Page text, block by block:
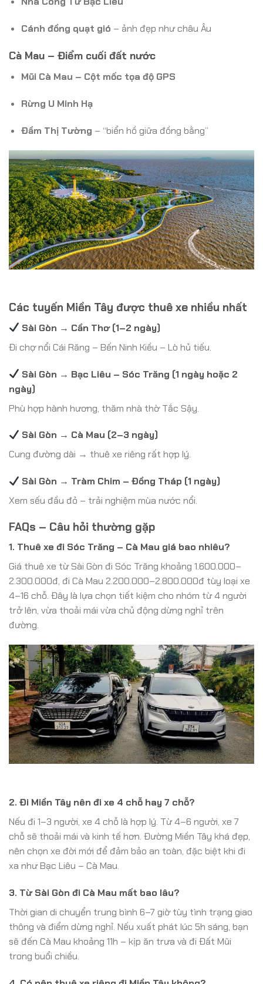
Cánh đồng quạt gió – ảnh đẹp như châu Âu
Cà Mau – Điểm cuối đất nước
Mũi Cà Mau – Cột mốc tọa độ GPS
Rừng U Minh Hạ
Đầm Thị Tường – “biển hồ giữa đồng bằng”
Các tuyến Miền Tây được thuê xe nhiều nhất
Sài Gòn → Cần Thơ (1–2 ngày)
Đi chợ nổi Cái Răng – Bến Ninh Kiều – Lò hủ tiếu.
Sài Gòn → Bạc Liêu – Sóc Trăng (1 ngày hoặc 2
ngày)
Phù hợp hành hương, thăm nhà thờ Tắc Sậy.
Sài Gòn → Cà Mau (2–3 ngày)
Cung đường dài → thuê xe riêng rất hợp lý.
Sài Gòn → Tràm Chim – Đồng Tháp (1 ngày)
Xem sếu đầu đỏ – trải nghiệm mùa nước nổi.
FAQs – Câu hỏi thường gặp
1. Thuê xe đi Sóc Trăng – Cà Mau giá bao nhiêu?
Giá thuê xe từ Sài Gòn đi Sóc Trăng khoảng 1.600.000–
2.300.000đ, đi Cà Mau 2.200.000–2.800.000đ tùy loại xe
4–16 chỗ. Đây là lựa chọn tiết kiệm cho nhóm từ 4 người
trở lên, vừa thoải mái vừa chủ động dừng nghỉ trên
đường.
2. Đi Miền Tây nên đi xe 4 chỗ hay 7 chỗ?
Nếu đi 1–3 người, xe 4 chỗ là hợp lý. Từ 4–6 người, xe 7
chỗ sẽ thoải mái và kinh tế hơn. Đường Miền Tây khá đẹp,
nên chọn xe đời mới để đảm bảo an toàn, đặc biệt khi đi
xa như Bạc Liêu – Cà Mau.
3. Từ Sài Gòn đi Cà Mau mất bao lâu?
Thời gian di chuyển trung bình 6–7 giờ tùy tình trạng giao
thông và điểm dừng nghỉ. Nếu xuất phát lúc 5h sáng, bạn
sẽ đến Cà Mau khoảng 11h – kịp ăn trưa và đi Đất Mũi
trong buổi chiều.